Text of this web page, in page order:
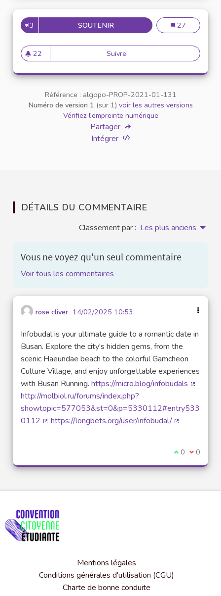
3 SOUTENIRCRÉATION D'UN DISPOSITIF
Création d'un
27
22
22 abonnés
Suivre Création d'un dispositif
Référence : algopo-PROP-2021-01-131
Numéro de version 1 (sur 1) voir les autres versions
Vérifiez l'empreinte numérique
Partager
Intégrer
DÉTAILS DU COMMENTAIRE
Classement par : Les plus anciens
Vous ne voyez qu'un seul commentaire
Voir tous les commentaires
rose cliver 14/02/2025 10:53
Infobudal is your ultimate guide to a romantic date in
Busan. Explore the city's hidden gems, from the
scenic Haeundae beach to the colorful Gamcheon
Culture Village, and enjoy unforgettable experiences
with Busan Running. https://micro.blog/infobudals
http://molbiol.ru/forums/index.php?
showtopic=577053&st=0&p=5330112#entry533
0112
https://longbets.org/user/infobudal/
Je suis
0 Je ne
0
Mentions légales
Conditions générales d'utilisation (CGU)
Charte de bonne conduite